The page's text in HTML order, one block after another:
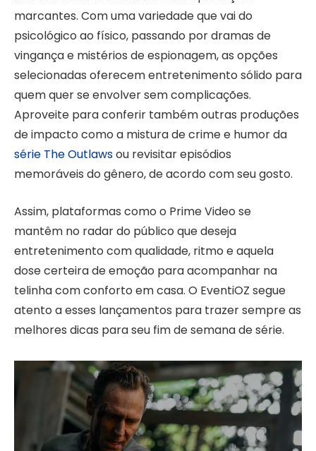
marcantes. Com uma variedade que vai do
psicológico ao físico, passando por dramas de
vingança e mistérios de espionagem, as opções
selecionadas oferecem entretenimento sólido para
quem quer se envolver sem complicações.
Aproveite para conferir também outras produções
de impacto como a mistura de crime e humor da
série The Outlawsou revisitar episódios
memoráveis do gênero, de acordo com seu gosto.
Assim, plataformas como o Prime Video se
mantêm no radar do público que deseja
entretenimento com qualidade, ritmo e aquela
dose certeira de emoção para acompanhar na
telinha com conforto em casa. O EventiOZ segue
atento a esses lançamentos para trazer sempre as
melhores dicas para seu fim de semana de série.